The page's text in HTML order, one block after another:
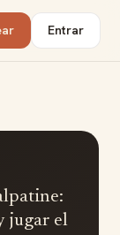
Entrar
jugar el